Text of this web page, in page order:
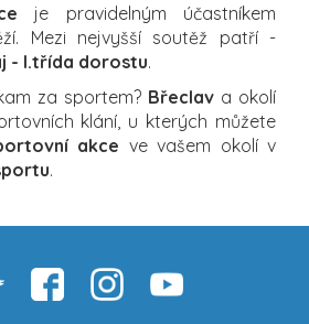
je pravidelným účastníkem
Mezi nejvyšší soutěž patří -
- I.třída dorostu.
za sportem? Břeclav a okolí
klání, u kterých můžete
akce ve vašem okolí v
.